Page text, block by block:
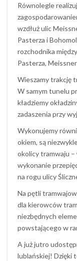
Równolegle
wzdłuż ulic
Pasterza i
rozchodnika
Pasterza,
Wieszamy trakcję
W samym tunelu
kładziemy
zadaszenia przy
Wykonujemy
okiem, są
okolicy tramwaju
wykonanie
na rogu ulicy
Na pętli
dla kierowców
niezbędnych
powstającego w
A już jutro
lublańskiej! Dzięki